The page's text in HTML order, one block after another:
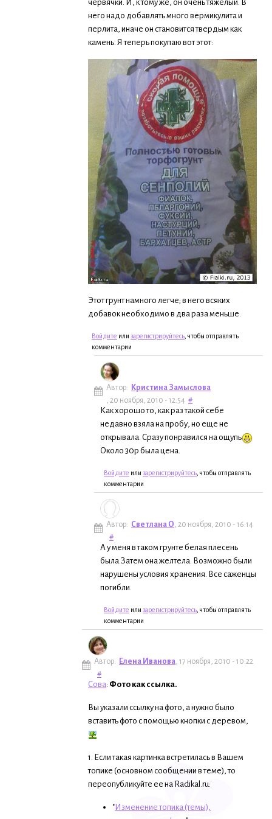
червячки. И, к тому же, он очень тяжелый. В
него надо добавлять много вермикулита и
перлита, иначе он становится твердым как
камень. Я теперь покупаю вот этот:
Этот грунт намного легче; в него всяких
добавок необходимо в два раза меньше.
Войдите или зарегистрируйтесь , чтобы отправлять
комментарии
Автор:
Кристина Замыслова
, 20 ноября, 2010 - 12:54 #
Как хорошо то, как раз такой себе
недавно взяла на пробу, но еще не
открывала. Сразу понравился на ощупь
Около 30р была цена.
Войдите или зарегистрируйтесь , чтобы отправлять
комментарии
Автор: Светлана О, 20 ноября, 2010 - 16:14
#
А у меня в таком грунте белая плесень
была.Затем она желтела. Возможно были
нарушены условия хранения. Все саженцы
погибли.
Войдите или зарегистрируйтесь , чтобы отправлять
комментарии
Автор: Елена Иванова, 17 ноября, 2010 - 10:22
#
Сова: Фото как ссылка.
Вы указали ссылку на фото, а нужно было
вставить фото с помощью кнопки с деревом,
1. Если такая картинка встретилась в Вашем
топике (основном сообщении в теме), то
переопубликуйте ее на Radikal.ru:
" Изменение топика (темы),